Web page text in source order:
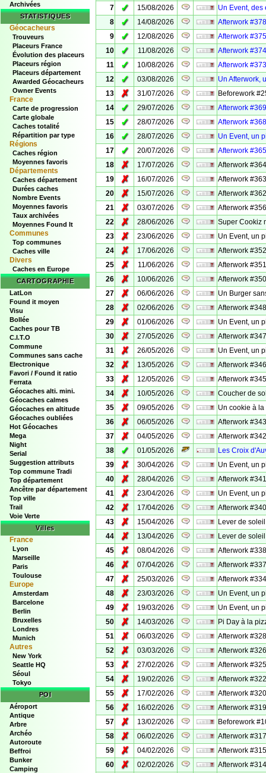
Archivées
STATISTIQUES
Géocacheurs
Trouveurs
Placeurs France
Évolution des placeurs
Placeurs région
Placeurs département
Awarded Géocacheurs
Owner Events
France
Carte de progression
Carte globale
Caches totalité
Répartition par type
Régions
Caches région
Moyennes favoris
Départements
Caches département
Durées caches
Nombre Events
Moyennes favoris
Taux archivées
Moyennes Found It
Communes
Top communes
Caches ville
Divers
Caches en Europe
CARTOGRAPHIE
LatLon
Found it moyen
Visu
Bollée
Caches pour TB
C.I.T.O
Commune
Communes sans cache
Electronique
Favori / Found it ratio
Ferrata
Géocaches alti. mini.
Géocaches calmes
Géocaches en altitude
Géocaches oubliées
Hot Géocaches
Mega
Night
Serial
Suggestion attributs
Top commune Tradi
Top département
Ancêtre par département
Top ville
Trail
Voie Verte
Villes
France
Lyon
Marseille
Paris
Toulouse
Europe
Amsterdam
Barcelone
Berlin
Bruxelles
Londres
Munich
Autres
New York
Seattle HQ
Séoul
Tokyo
POI
Aéroport
Antique
Arbre
Archéo
Autoroute
Beffroi
Bunker
Camping
7
✓ 15/08/2026
Un Event, des
8
✓ 14/08/2026
Afterwork
9
✓ 12/08/2026
Afterwork
10
✓ 11/08/2026
Afterwork
11
✓ 10/08/2026
Afterwork
12
✓ 03/08/2026
Un Afterwork,
13
✗ 31/07/2026
Beforework
14
✓ 29/07/2026
Afterwork
15
✓ 28/07/2026
Afterwork
16
✓ 28/07/2026
Un Event, un
17
✓ 20/07/2026
Afterwork
18
✗ 17/07/2026
Afterwork
19
✗ 16/07/2026
Afterwork
20
✗ 15/07/2026
Afterwork
21
✗ 03/07/2026
Afterwork
22
✗ 28/06/2026
Super Cookiz
23
✗ 23/06/2026
Un Event, un
24
✗ 17/06/2026
Afterwork
25
✗ 11/06/2026
Afterwork
26
✗ 10/06/2026
Afterwork
27
✗ 06/06/2026
Un Burger
28
✗ 02/06/2026
Afterwork
29
✗ 01/06/2026
Un Event, un
30
✗ 27/05/2026
Afterwork
31
✗ 26/05/2026
Un Event, un
32
✗ 13/05/2026
Afterwork
33
✗ 12/05/2026
Afterwork
34
✗ 10/05/2026
Coucher de
35
✗ 09/05/2026
Un cookie à
36
✗ 06/05/2026
Afterwork
37
✗ 04/05/2026
Afterwork
38
✓ 01/05/2026
Les Croix
39
✗ 30/04/2026
Un Event, un
40
✗ 28/04/2026
Afterwork
41
✗ 23/04/2026
Un Event, un
42
✗ 17/04/2026
Afterwork
43
✗ 15/04/2026
Lever de
44
✗ 13/04/2026
Lever de
45
✗ 08/04/2026
Afterwork
46
✗ 07/04/2026
Afterwork
47
✗ 25/03/2026
Afterwork
48
✗ 23/03/2026
Un Event, un
49
✗ 19/03/2026
Un Event, un
50
✗ 14/03/2026
Pi Day à la
51
✗ 06/03/2026
Afterwork
52
✗ 03/03/2026
Afterwork
53
✗ 27/02/2026
Afterwork
54
✗ 19/02/2026
Afterwork
55
✗ 17/02/2026
Afterwork
56
✗ 16/02/2026
Afterwork
57
✗ 13/02/2026
Beforework
58
✗ 06/02/2026
Afterwork
59
✗ 04/02/2026
Afterwork
60
✗ 02/02/2026
Afterwork